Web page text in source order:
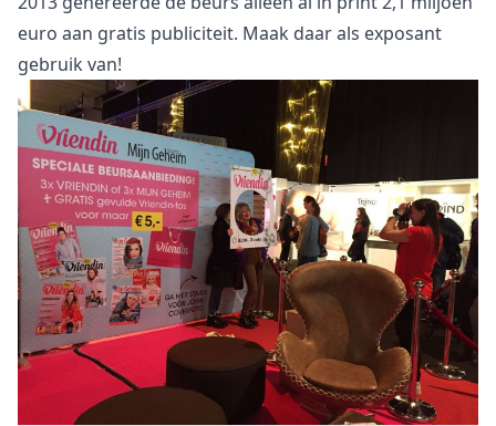
euro aan gratis publiciteit. Maak daar als exposant
gebruik van!